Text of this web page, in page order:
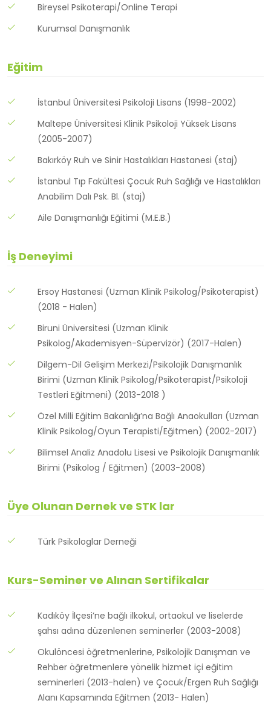
Bireysel Psikoterapi/Online Terapi
Kurumsal Danışmanlık
Eğitim
İstanbul Üniversitesi Psikoloji Lisans (1998-2002)
Maltepe Üniversitesi Klinik Psikoloji Yüksek Lisans
(2005-2007)
Bakırköy Ruh ve Sinir Hastalıkları Hastanesi (staj)
İstanbul Tıp Fakültesi Çocuk Ruh Sağlığı ve Hastalıkları
Anabilim Dalı Psk. Bl. (staj)
Aile Danışmanlığı Eğitimi (M.E.B.)
İş Deneyimi
Ersoy Hastanesi (Uzman Klinik Psikolog/Psikoterapist)
(2018 - Halen)
Biruni Üniversitesi (Uzman Klinik
Psikolog/Akademisyen-Süpervizör) (2017-Halen)
Dilgem-Dil Gelişim Merkezi/Psikolojik Danışmanlık
Birimi (Uzman Klinik Psikolog/Psikoterapist/Psikoloji
Testleri Eğitmeni) (2013-2018 )
Özel Milli Eğitim Bakanlığı’na Bağlı Anaokulları (Uzman
Klinik Psikolog/Oyun Terapisti/Eğitmen) (2002-2017)
Bilimsel Analiz Anadolu Lisesi ve Psikolojik Danışmanlık
Birimi (Psikolog / Eğitmen) (2003-2008)
Üye Olunan Dernek ve STK lar
Türk Psikologlar Derneği
Kurs-Seminer ve Alınan Sertifikalar
Kadıköy İlçesi’ne bağlı ilkokul, ortaokul ve liselerde
şahsı adına düzenlenen seminerler (2003-2008)
Okulöncesi öğretmenlerine, Psikolojik Danışman ve
Rehber öğretmenlere yönelik hizmet içi eğitim
seminerleri (2013-halen) ve Çocuk/Ergen Ruh Sağlığı
Alanı Kapsamında Eğitmen (2013- Halen)